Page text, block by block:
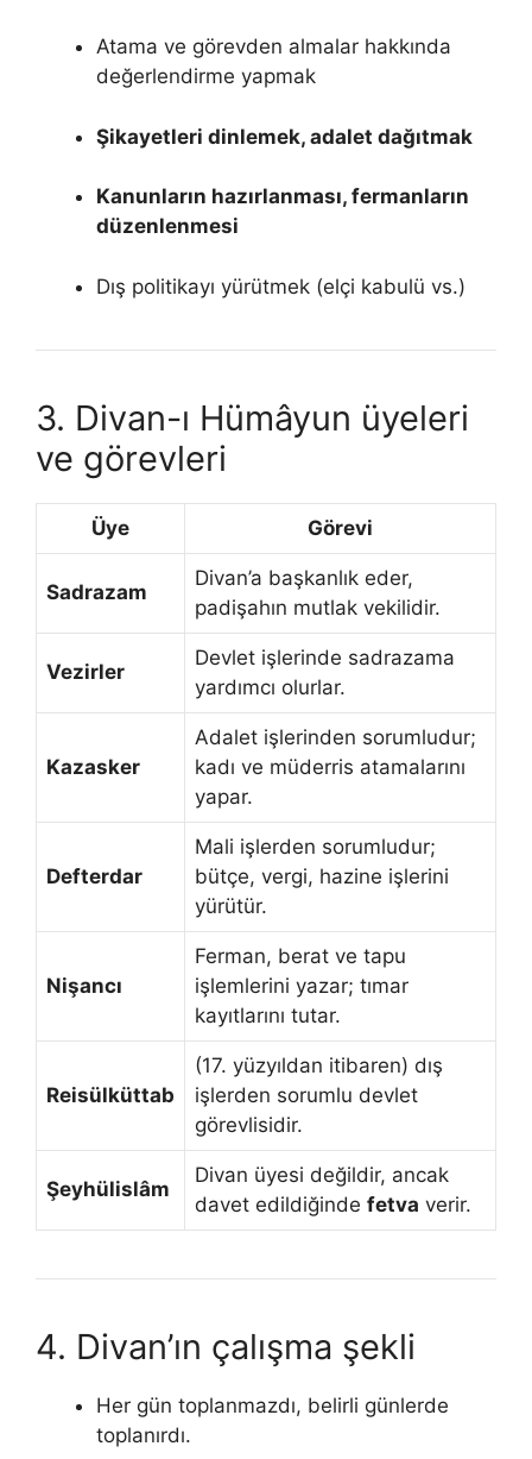
Atama ve görevden almalar hakkında
değerlendirme yapmak
Şikayetleri dinlemek, adalet dağıtmak
Kanunların hazırlanması, fermanların
düzenlenmesi
Dış politikayı yürütmek (elçi kabulü vs.)
3. Divan-ı Hümâyun üyeleri
ve görevleri
Üye Görevi
Sadrazam
Divan’a başkanlık eder,
padişahın mutlak vekilidir.
Vezirler
Devlet işlerinde sadrazama
yardımcı olurlar.
Kazasker
Adalet işlerinden sorumludur;
kadı ve müderris atamalarını
yapar.
Defterdar
Mali işlerden sorumludur;
bütçe, vergi, hazine işlerini
yürütür.
Nişancı
Ferman, berat ve tapu
işlemlerini yazar; tımar
kayıtlarını tutar.
Reisülküttab
(17. yüzyıldan itibaren) dış
işlerden sorumlu devlet
görevlisidir.
Şeyhülislâm
Divan üyesi değildir, ancak
davet edildiğinde fetva verir.
4. Divan’ın çalışma şekli
Her gün toplanmazdı, belirli günlerde
toplanırdı.